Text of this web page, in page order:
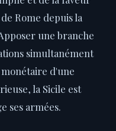
Rome depuis la
une branche
simultanément
d'une
la Sicile est
ses armées.